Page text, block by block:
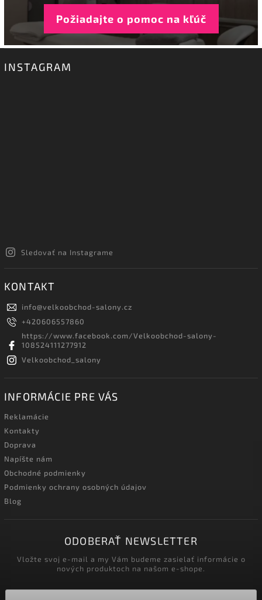
Požiadajte o pomoc na kľúč
INSTAGRAM
Sledovať na Instagrame
KONTAKT
info@velkoobchod-salony.cz
+420606557860
https://www.facebook.com/Velkoobchod-salony-
108524111277912
Velkoobchod_salony
INFORMÁCIE PRE VÁS
Reklamácie
Kontakty
Doprava
Napíšte nám
Obchodné podmienky
Podmienky ochrany osobných údajov
Blog
ODOBERAŤ NEWSLETTER
Vložte svoj e-mail a my Vám budeme zasielať informácie o
nových produktoch na našom e-shope.